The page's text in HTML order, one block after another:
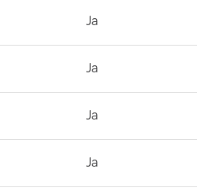
Ja
Ja
Ja
Ja